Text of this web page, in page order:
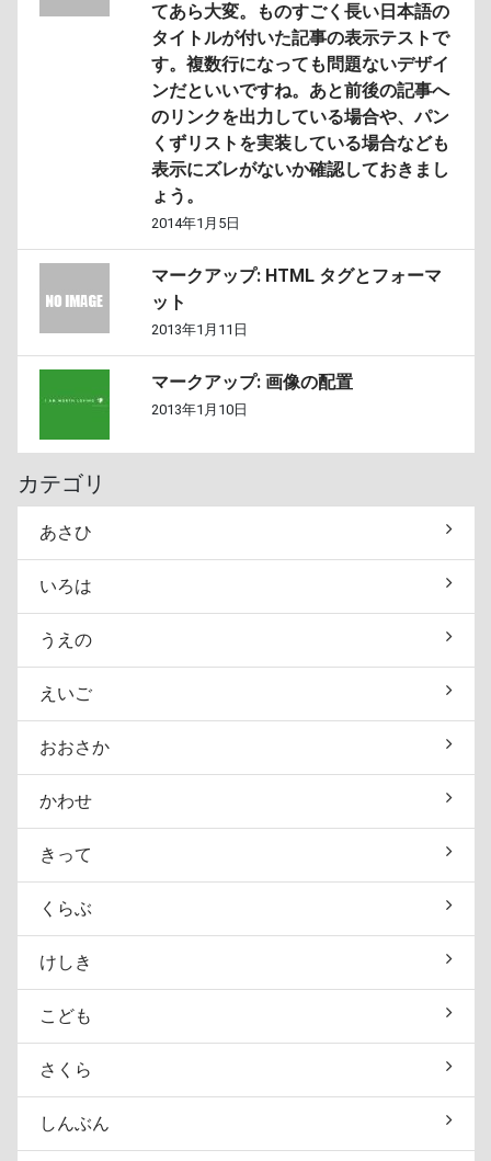
てあら大変。ものすごく長い日本語の
タイトルが付いた記事の表示テストで
す。複数行になっても問題ないデザイ
ンだといいですね。あと前後の記事へ
のリンクを出力している場合や、パン
くずリストを実装している場合なども
表示にズレがないか確認しておきまし
ょう。
2014年1月5日
マークアップ: HTML タグとフォーマ
ット
2013年1月11日
マークアップ: 画像の配置
2013年1月10日
カテゴリ
あさひ
いろは
うえの
えいご
おおさか
かわせ
きって
くらぶ
けしき
こども
さくら
しんぶん